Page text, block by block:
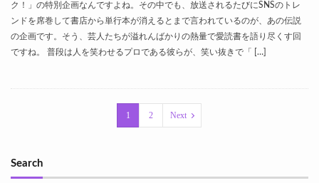
ク！」の特別企画なんですよね。その中でも、放送されるたびにSNSのトレ
ンドを席巻して書店から単行本が消えるとまで言われているのが、あの伝説
の企画です。そう、芸人たちが溢れんばかりの熱量で愛読書を語り尽くす回
ですね。 普段は人を笑わせるプロである彼らが、笑い抜きで「 […]
1 2 Next
Search